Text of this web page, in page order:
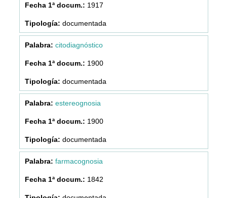
1917
documentada
citodiagnóstico
1900
documentada
estereognosia
1900
documentada
farmacognosia
1842